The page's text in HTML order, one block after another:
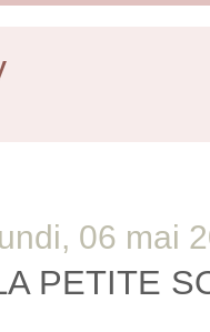
06 mai
PETITE